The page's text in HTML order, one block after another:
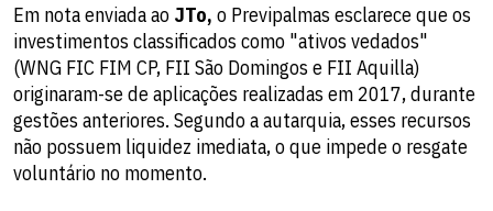
Em nota enviada ao JTo, o Previpalmas esclarece que os
investimentos classificados como "ativos vedados"
(WNG FIC FIM CP, FII São Domingos e FII Aquilla)
originaram-se de aplicações realizadas em 2017, durante
gestões anteriores. Segundo a autarquia, esses recursos
não possuem liquidez imediata, o que impede o resgate
voluntário no momento.